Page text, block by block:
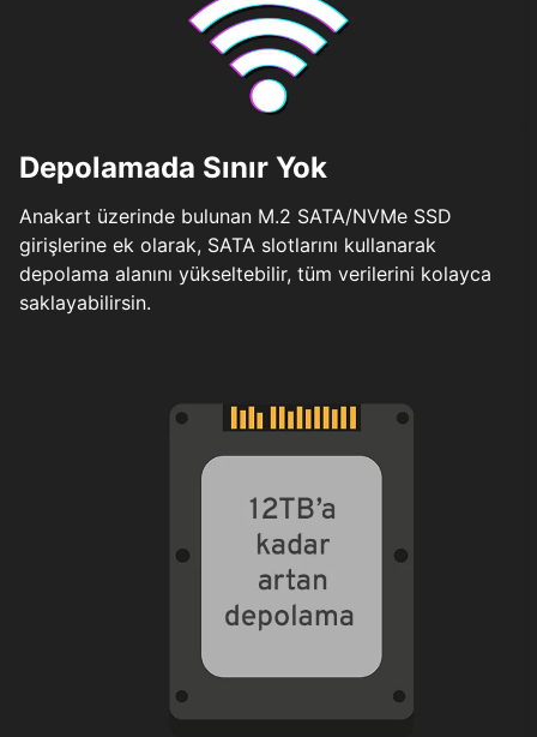
Depolamada Sınır Yok
Anakart üzerinde bulunan M.2 SATA/NVMe SSD
girişlerine ek olarak, SATA slotlarını kullanarak
depolama alanını yükseltebilir, tüm verilerini kolayca
saklayabilirsin.